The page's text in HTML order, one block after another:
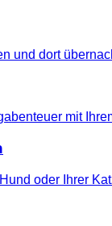
und dort
mit
oder Ihrer